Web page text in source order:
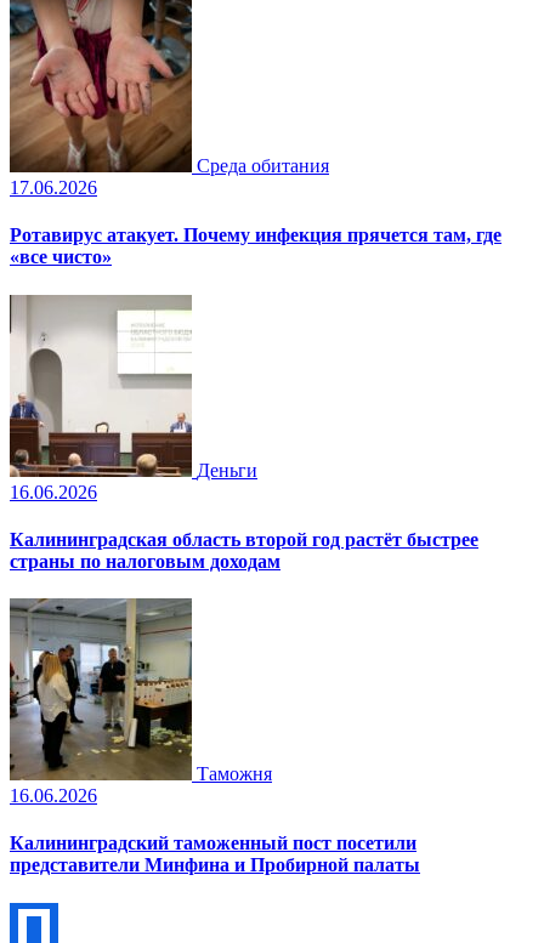
Среда обитания
17.06.2026
Ротавирус атакует. Почему инфекция прячется там, где
«все чисто»
Деньги
16.06.2026
Калининградская область второй год растёт быстрее
страны по налоговым доходам
Таможня
16.06.2026
Калининградский таможенный пост посетили
представители Минфина и Пробирной палаты